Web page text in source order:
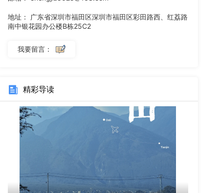
地址：
广东省深圳市福田区深圳市福田区彩田路西、红荔路
南中银花园办公楼B栋25C2
我要留言：
精彩导读